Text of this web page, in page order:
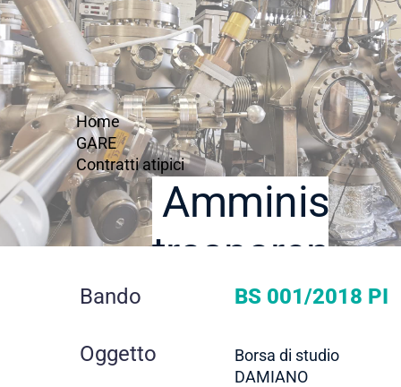
Home
GARE
Contratti atipici
trasparente
dettaglio
contratto
Bando BS 001/2018 PI
Oggetto
Borsa di studio
DAMIANO